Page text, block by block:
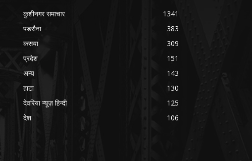
कुशीनगर समाचार
1341
पडरौना
383
कसया
309
प्रदेश
151
अन्य
143
हाटा
130
देवरिया न्यूज़ हिन्दी
125
देश
106